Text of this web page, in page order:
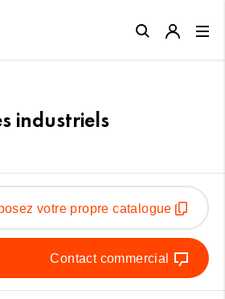
industriels
votre propre catalogue
Contact commercial
Close